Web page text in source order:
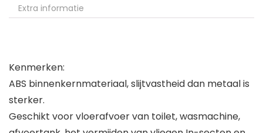
Extra informatie
Kenmerken:
ABS binnenkernmateriaal, slijtvastheid dan metaal is
sterker.
Geschikt voor vloerafvoer van toilet, wasmachine,